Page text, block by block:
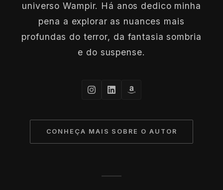
universo Wampir. Há anos dedico minha
pena a explorar as nuances mais
profundas do terror, da fantasia sombria
e do suspense.
CONHEÇA MAIS SOBRE O AUTOR